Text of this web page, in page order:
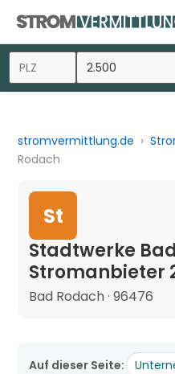
stromvermittlung.de ›
Rodach
St
Stadtwerke
Stromanbieter
Bad Rodach · 96476
Auf dieser Seite: